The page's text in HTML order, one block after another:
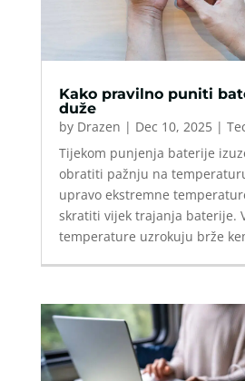
Kako pravilno puniti
duže
by Drazen | Dec 10, 2025|
Tijekom punjenja baterije
obratiti pažnju na
upravo ekstremne
skratiti vijek trajanja baterije.
temperature uzrokuju brže